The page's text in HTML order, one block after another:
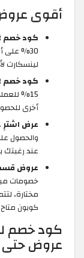
أقوى
كود خصم Lenskart للعملاء الجدد (GN3):
30%
لينسكارت
كود خصم Lenskart للعملاء الحاليين (GN4):
15%
أخرى
عرض اشترِ 1 واحصل على 1 مجانًا:
والحصول
عند رغبتك
عروض
مختارة،
كوبون
عروض حتى 75% محدثة